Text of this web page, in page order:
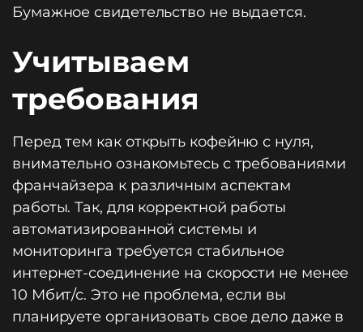
Бумажное свидетельство не выдается.
Учитываем
требования
Перед тем как открыть кофейню с нуля,
внимательно ознакомьтесь с требованиями
франчайзера к различным аспектам
работы. Так, для корректной работы
автоматизированной системы и
мониторинга требуется стабильное
интернет-соединение на скорости не менее
10 Мбит/с. Это не проблема, если вы
планируете организовать свое дело даже в